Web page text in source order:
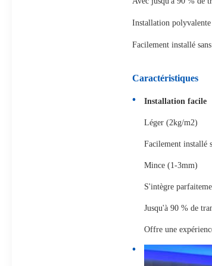
Installation polyvalente
Facilement installé
Caractéristiques
Installation facile
Léger (2kg/m2)
Facilement installé
Mince (1-3mm)
S'intègre
Jusqu'à 90 % de
Offre une